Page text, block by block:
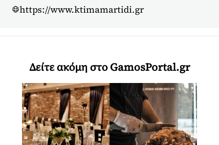
https://www.ktimamartidi.gr
Δείτε ακόμη στο GamosPortal.gr